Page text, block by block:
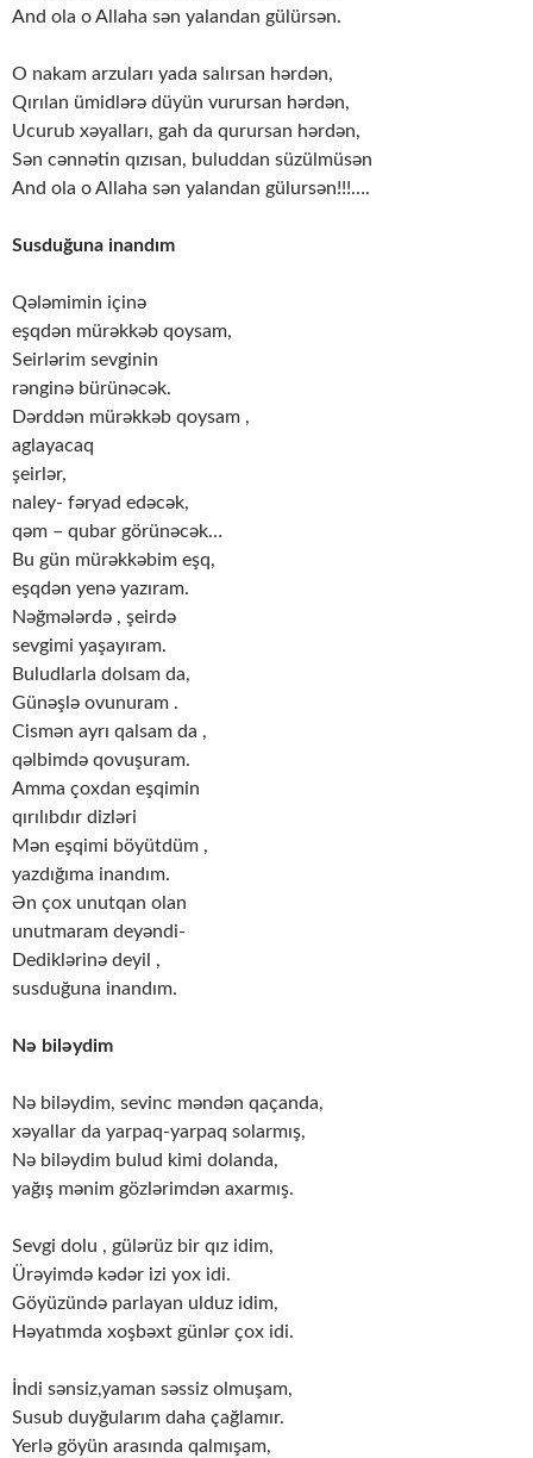
And ola o Allaha sən yalandan gülürsən.
O nakam arzuları yada salırsan hərdən,
Qırılan ümidlərə düyün vurursan hərdən,
Ucurub xəyalları, gah da qurursan hərdən,
Sən cənnətin qızısan, buluddan süzülmüsən
And ola o Allaha sən yalandan gülursən!!!….
Susduğuna inandım
Qələmimin içinə
eşqdən mürəkkəb qoysam,
Seirlərim sevginin
rənginə bürünəcək.
Dərddən mürəkkəb qoysam ,
aglayacaq
şeirlər,
naley- fəryad edəcək,
qəm – qubar görünəcək…
Bu gün mürəkkəbim eşq,
eşqdən yenə yazıram.
Nəğmələrdə , şeirdə
sevgimi yaşayıram.
Buludlarla dolsam da,
Günəşlə ovunuram .
Cismən ayrı qalsam da ,
qəlbimdə qovuşuram.
Amma çoxdan eşqimin
qırılıbdır dizləri
Mən eşqimi böyütdüm ,
yazdığıma inandım.
Ən çox unutqan olan
unutmaram deyəndi-
Dediklərinə deyil ,
susduğuna inandım.
Nə biləydim
Nə biləydim, sevinc məndən qaçanda,
xəyallar da yarpaq-yarpaq solarmış,
Nə biləydim bulud kimi dolanda,
yağış mənim gözlərimdən axarmış.
Sevgi dolu , gülərüz bir qız idim,
Ürəyimdə kədər izi yox idi.
Göyüzündə parlayan ulduz idim,
Həyatımda xoşbəxt günlər çox idi.
İndi sənsiz,yaman səssiz olmuşam,
Susub duyğularım daha çağlamır.
Yerlə göyün arasında qalmışam,